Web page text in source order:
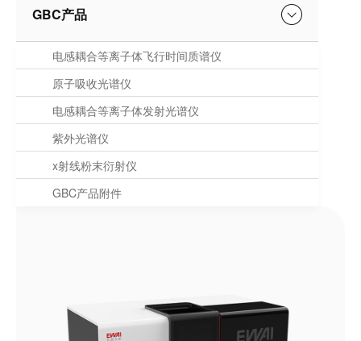
GBC产品
电感耦合等离子体飞行时间质谱仪
原子吸收光谱仪
电感耦合等离子体发射光谱仪
紫外光谱仪
x射线粉末衍射仪
GBC产品附件